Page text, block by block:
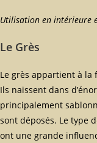
Utilisation en intérieure
Le Grès
Le grès appartient à la
Ils naissent dans
principalement
sont déposés. Le type
ont une grande